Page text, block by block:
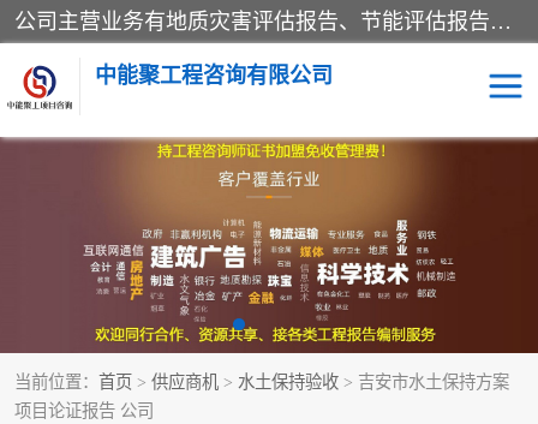
公司主营业务有地质灾害评估报告、节能评估报告、水土保持验收、水资源论证、土地复垦报告、项目可行性研究报告等。是经国家工商总局批准，在法律、法规、决定规定禁止的不得经营；法律、法规、决定规定应当许可（审批）的，经审批机关批准后凭许可（审批）文件经营;法律、法规，市场主体自主选择经营。
中能聚工程咨询有限公司
当前位置： 首页 > 供应商机 > 水土保持验收 > 吉安市水土保持方案
项目论证报告 公司
水资源论证报告 土地复垦报告
地质灾害评估报告 工程项目验收报告
节能评估报告